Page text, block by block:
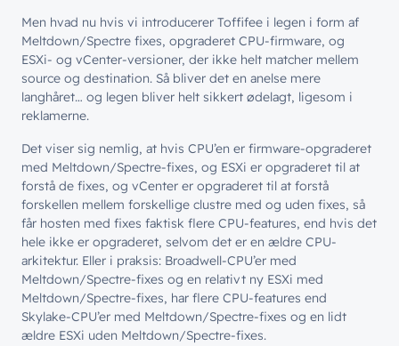
Hvad vi gør
Hvem vi er
Cases
Netværk
Sikkerhed
Cloud & AI
Splunk
Møderum
Kontaktcenter
// HVEM VI ER
Om wingmen
Job & Karriere
Bæredygtighed
// PART OF WINGMEN
Nyheder & presse
Vidensdeling
Events
Webinarer
Wingmen Community
Men hvad nu hvis vi introducerer Toffifee i legen i form af
Meltdown/Spectre fixes, opgraderet CPU-firmware, og
ESXi- og vCenter-versioner, der ikke helt matcher mellem
source og destination. Så bliver det en anelse mere
langhåret… og legen bliver helt sikkert ødelagt, ligesom i
reklamerne.
Det viser sig nemlig, at hvis CPU’en er firmware-opgraderet
med Meltdown/Spectre-fixes, og ESXi er opgraderet til at
forstå de fixes, og vCenter er opgraderet til at forstå
forskellen mellem forskellige clustre med og uden fixes, så
får hosten med fixes faktisk flere CPU-features, end hvis det
hele ikke er opgraderet, selvom det er en ældre CPU-
arkitektur. Eller i praksis: Broadwell-CPU’er med
Meltdown/Spectre-fixes og en relativt ny ESXi med
Meltdown/Spectre-fixes, har flere CPU-features end
Skylake-CPU’er med Meltdown/Spectre-fixes og en lidt
ældre ESXi uden Meltdown/Spectre-fixes.